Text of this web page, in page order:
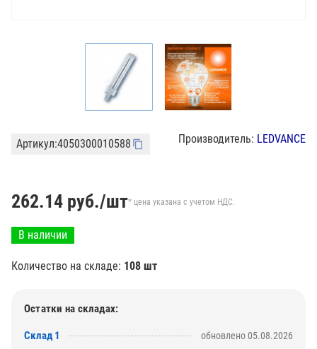
Артикул:4050300010588 Производитель: LEDVANCE
262.14 руб./шт* цена указана с учетом НДС.
В наличии
Количество на складе: 108 шт
Остатки на складах:
Склад 1 обновлено 05.08.2026